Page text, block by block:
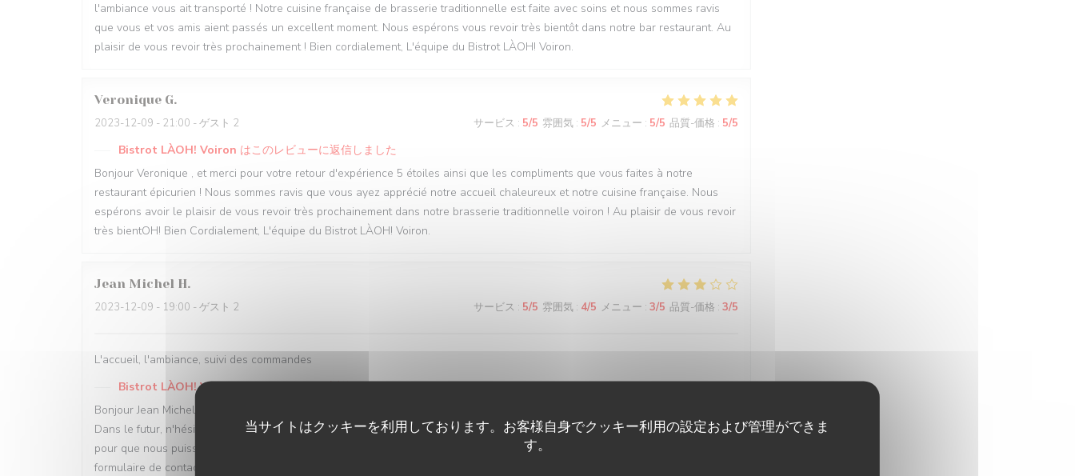
当サイトはクッキーを利用しております。お客様自身でクッキー利用の設定および管理ができま
す。
l'ambiance vous ait transporté ! Notre cuisine française de brasserie traditionnelle est faite avec soins et nous sommes ravis
que vous et vos amis aient passés un excellent moment. Nous espérons vous revoir très bientôt dans notre bar restaurant. Au
plaisir de vous revoir très prochainement ! Bien cordialement, L'équipe du Bistrot LÀOH! Voiron.
Veronique G
2023-12-09 - 21:00 - ゲスト 2 サービス : 5/5 雰囲気 : 5/5 メニュー : 5/5 品質-価格 : 5/5
Bistrot LÀOH! Voiron はこのレビューに返信しました
Bonjour Veronique , et merci pour votre retour d'expérience 5 étoiles ainsi que les compliments que vous faites à notre
restaurant épicurien ! Nous sommes ravis que vous ayez apprécié notre accueil chaleureux et notre cuisine française. Nous
espérons avoir le plaisir de vous revoir très prochainement dans notre brasserie traditionnelle voiron ! Au plaisir de vous revoir
très bientOH! Bien Cordialement, L'équipe du Bistrot LÀOH! Voiron.
Jean Michel H
2023-12-09 - 19:00 - ゲスト 2 サービス : 5/5 雰囲気 : 4/5 メニュー : 3/5 品質-価格 : 3/5
L'accueil, l'ambiance, suivi des commandes
Bistrot LÀOH! Voiron はこのレビューに返信しました
Bonjour Jean Michel, Merci d'avoir pris le temps de laisser un avis sur notre bar restaurant et brasserie traditionnelle à Voiron.
Dans le futur, n'hésitez surtout pas à vous adresser à un membre de notre équipe afin de faire remonter vos commentaires
pour que nous puissions changer votre expérience et une expérience digne d'un 5 étoiles Vous pouvez aussi utiliser le
formulaire de contact de notre site web. Merci et au plaisir de vous revoir ! L'équipe du Bistrot LÀOH! Voiron